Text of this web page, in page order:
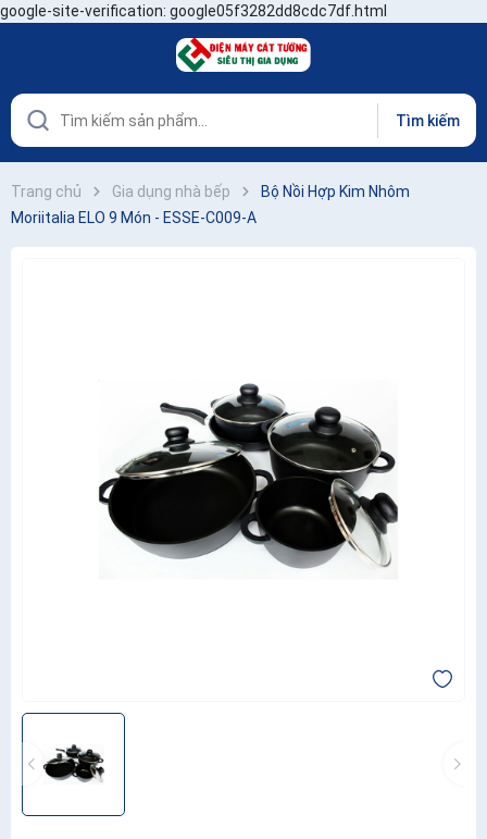
google-site-verification: google05f3282dd8cdc7df.html
Tìm kiếm
Trang chủ Gia dụng nhà bếp
Bộ Nồi Hợp Kim Nhôm
Moriitalia ELO 9 Món - ESSE-C009-A